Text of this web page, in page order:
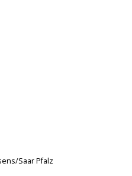
Saar Pfalz